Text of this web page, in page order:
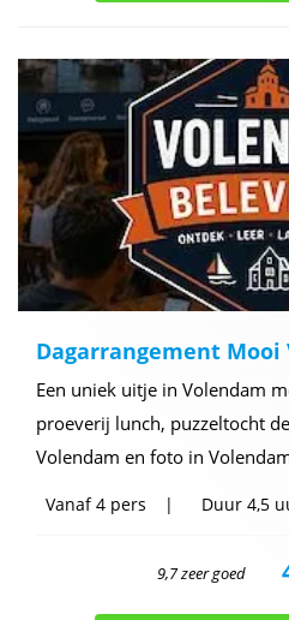
Dagarrangement Mooi
Een uniek uitje in Volendam
proeverij lunch, puzzeltocht
Volendam en foto in
Vanaf4 pers Duur 4,5
9,7 zeer goed